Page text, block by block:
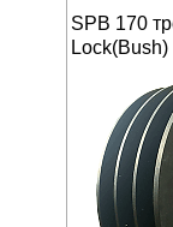
SPB 170
Lock(Bush)